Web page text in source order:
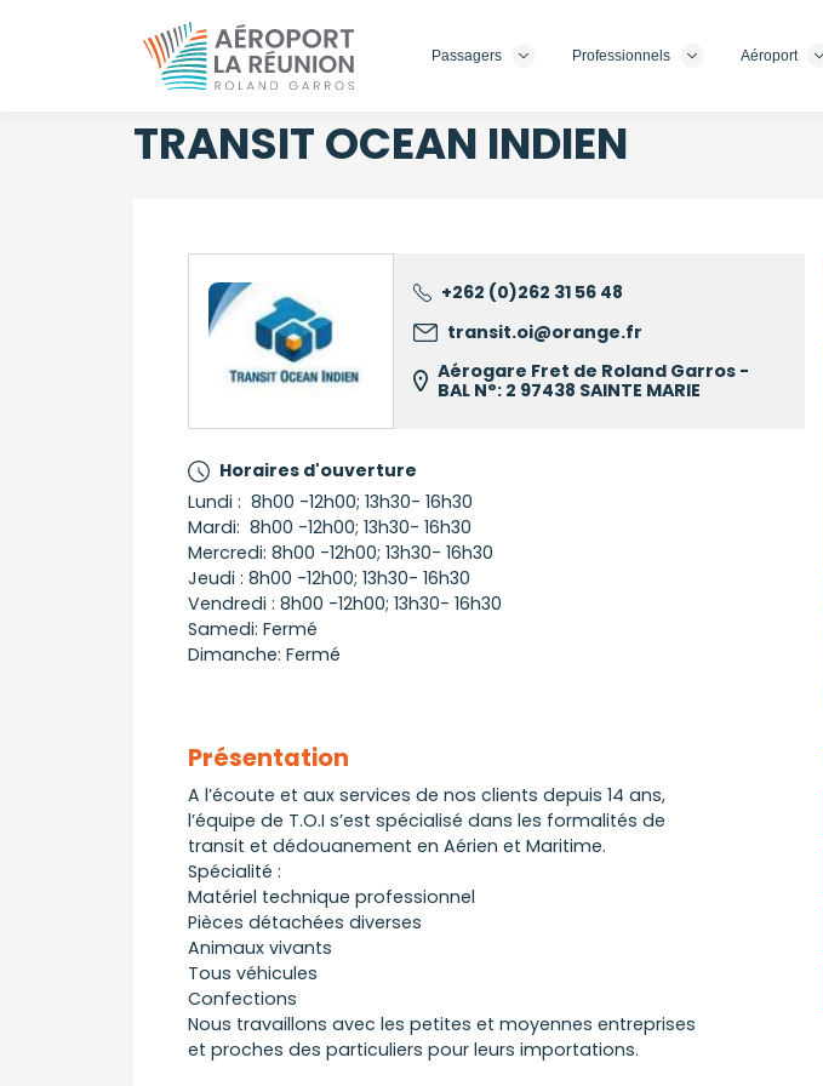
Passagers Professionnels Aéroport
TRANSIT OCEAN INDIEN
Logo
+262 (0)262 31 56 48
transit.oi@orange.fr
Aérogare Fret de Roland Garros -
BAL N°: 2 97438 SAINTE MARIE
Horaires d'ouverture
Lundi : 8h00 -12h00; 13h30- 16h30
Mardi: 8h00 -12h00; 13h30- 16h30
Mercredi: 8h00 -12h00; 13h30- 16h30
Jeudi : 8h00 -12h00; 13h30- 16h30
Vendredi : 8h00 -12h00; 13h30- 16h30
Samedi: Fermé
Dimanche: Fermé
Présentation
A l’écoute et aux services de nos clients depuis 14 ans,
l’équipe de T.O.I s’est spécialisé dans les formalités de
transit et dédouanement en Aérien et Maritime.
Spécialité :
Matériel technique professionnel
Pièces détachées diverses
Animaux vivants
Tous véhicules
Confections
Nous travaillons avec les petites et moyennes entreprises
et proches des particuliers pour leurs importations.